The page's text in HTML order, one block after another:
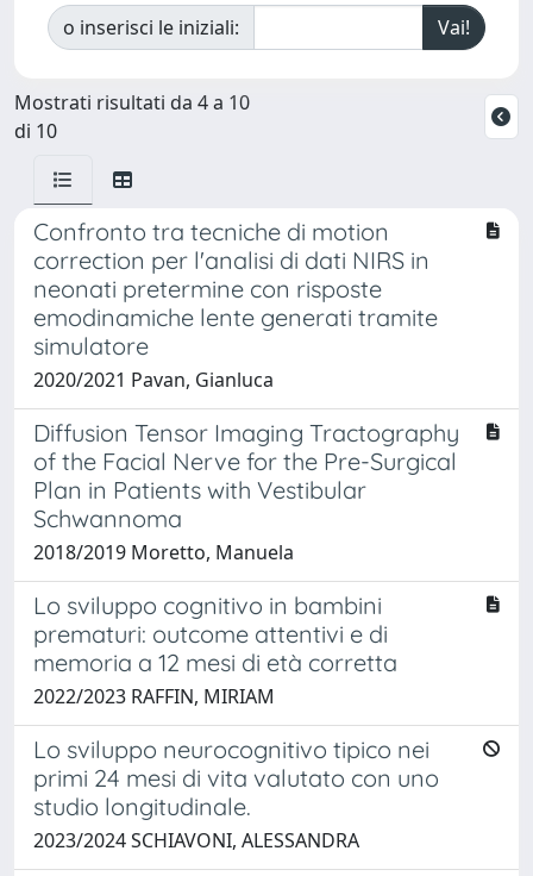
o inserisci le iniziali:
Mostrati risultati da 4 a 10
di 10
Confronto tra tecniche di motion
correction per l'analisi di dati NIRS in
neonati pretermine con risposte
emodinamiche lente generati tramite
simulatore
2020/2021 Pavan, Gianluca
Diffusion Tensor Imaging Tractography
of the Facial Nerve for the Pre-Surgical
Plan in Patients with Vestibular
Schwannoma
2018/2019 Moretto, Manuela
Lo sviluppo cognitivo in bambini
prematuri: outcome attentivi e di
memoria a 12 mesi di età corretta
2022/2023 RAFFIN, MIRIAM
Lo sviluppo neurocognitivo tipico nei
primi 24 mesi di vita valutato con uno
studio longitudinale.
2023/2024 SCHIAVONI, ALESSANDRA